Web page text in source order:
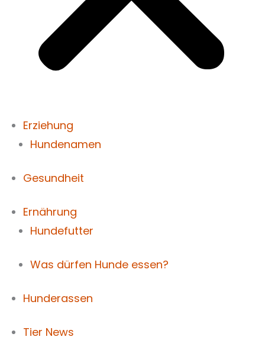
Erziehung
Hundenamen
Gesundheit
Ernährung
Hundefutter
Was dürfen Hunde essen?
Hunderassen
Tier News